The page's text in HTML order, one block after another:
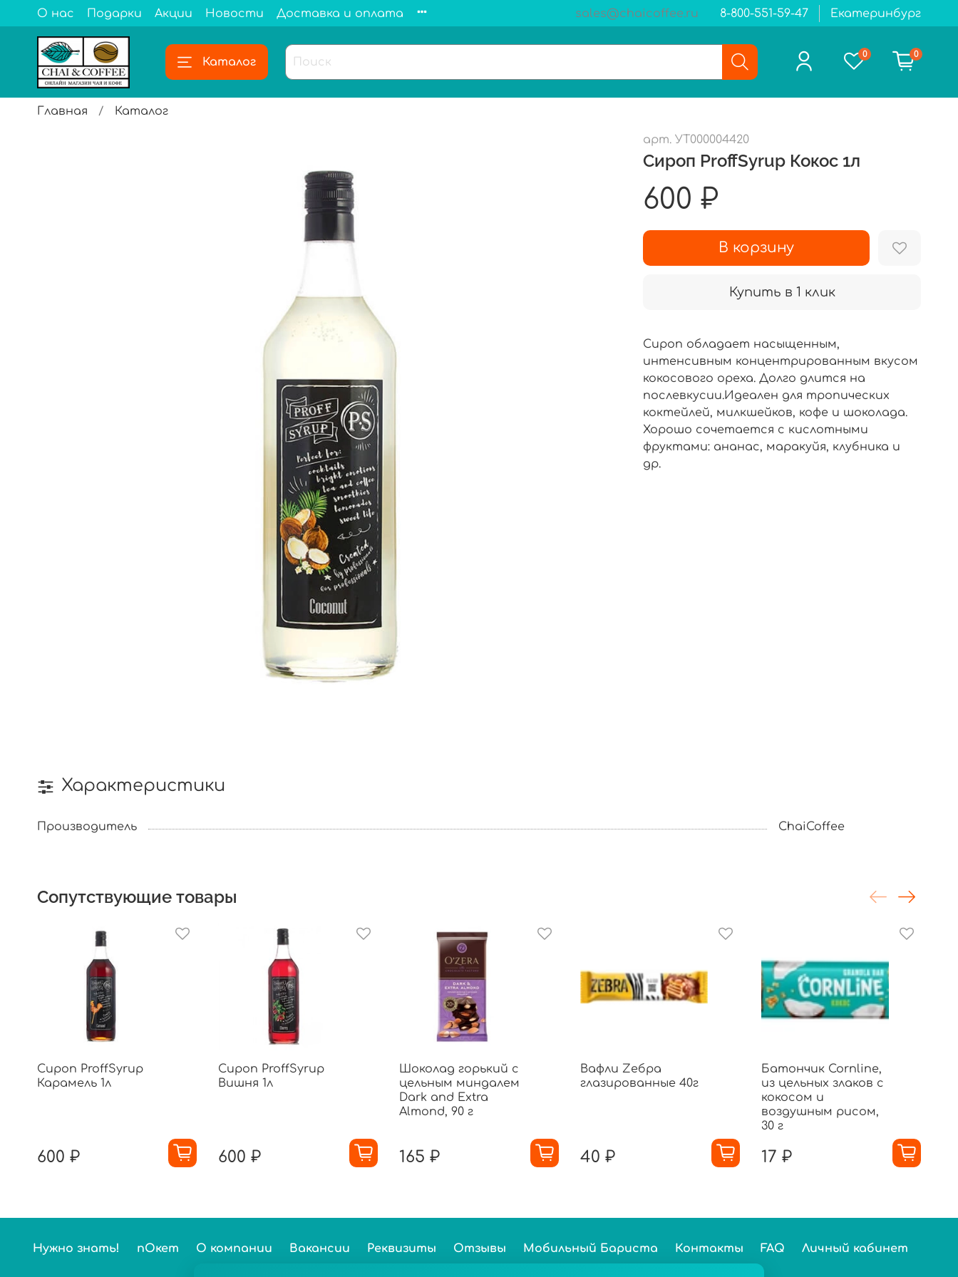
О нас Подарки Акции Новости Доставка и оплата sales@chaicoffee.ru 8-800-551-59-47 Екатеринбург
Каталог
0 0
Главная Каталог
арт.УТ000004420
Сироп ProffSyrup Кокос 1л
600 ₽
В корзину
Купить в 1 клик
Сироп обладает насыщенным,
интенсивным концентрированным вкусом
кокосового ореха. Долго длится на
послевкусии.Идеален для тропических
коктейлей, милкшейков, кофе и шоколада.
Хорошо сочетается с кислотными
фруктами: ананас, маракуйя, клубника и
др.
Характеристики
Производитель ChaiCoffee
Сопутствующие товары
Сироп ProffSyrup
Карамель 1л
600 ₽
Сироп ProffSyrup
Вишня 1л
600 ₽
Шоколад горький с
цельным миндалем
Dark and Extra
Almond, 90 г
165 ₽
Вафли Zебра
глазированные 40г
40 ₽
Батончик Cornline,
из цельных злаков с
кокосом и
воздушным рисом,
30 г
17 ₽
Нужно знать! пОкет О компании Вакансии Реквизиты Отзывы Мобильный Бариста Контакты FAQ Личный кабинет